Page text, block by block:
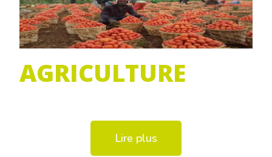
AGRICULTURE
Lire plus